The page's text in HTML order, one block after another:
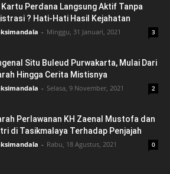
Kartu Perdana Langsung Aktif Tanpa
? Hati-Hati Hasil Kejahatan
- Minggu, 31 Januari, 2021 3
Situ Buleud Purwakarta, Mulai Dari
Hingga Cerita Mistisnya
- Selasa, 9 November, 2021 2
Perlawanan KH Zaenal Mustofa dan
di Tasikmalaya Terhadap Penjajah
- Rabu, 18 Agustus, 2021 0